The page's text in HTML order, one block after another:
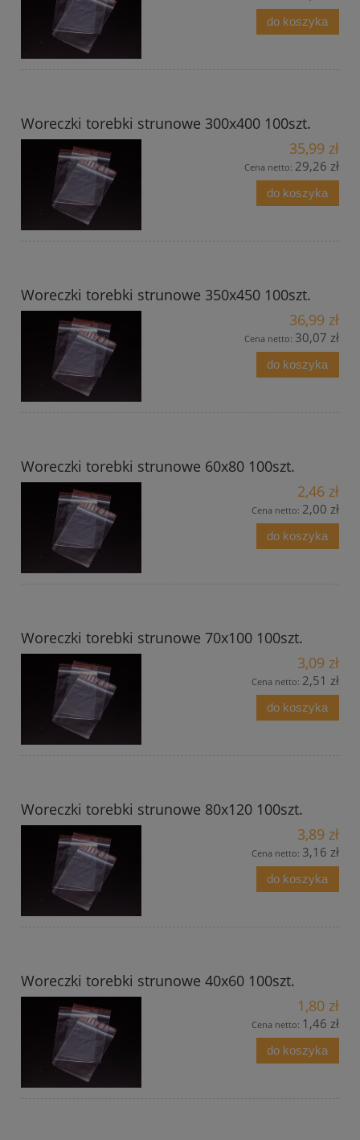
do koszyka
Woreczki torebki strunowe 300x400 100szt.
35,99 zł
Cena netto: 29,26 zł
do koszyka
Woreczki torebki strunowe 350x450 100szt.
36,99 zł
Cena netto: 30,07 zł
do koszyka
Woreczki torebki strunowe 60x80 100szt.
2,46 zł
Cena netto: 2,00 zł
do koszyka
Woreczki torebki strunowe 70x100 100szt.
3,09 zł
Cena netto: 2,51 zł
do koszyka
Woreczki torebki strunowe 80x120 100szt.
3,89 zł
Cena netto: 3,16 zł
do koszyka
Woreczki torebki strunowe 40x60 100szt.
1,80 zł
Cena netto: 1,46 zł
do koszyka